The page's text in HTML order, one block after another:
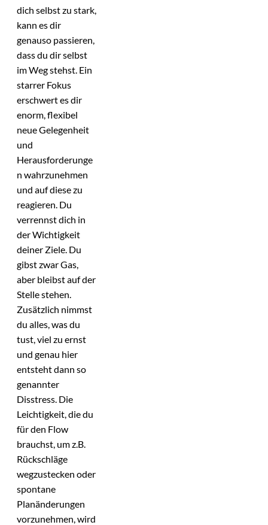
dich selbst zu stark,
kann es dir
genauso passieren,
dass du dir selbst
im Weg stehst. Ein
starrer Fokus
erschwert es dir
enorm, flexibel
neue Gelegenheit
und
Herausforderunge
n wahrzunehmen
und auf diese zu
reagieren. Du
verrennst dich in
der Wichtigkeit
deiner Ziele. Du
gibst zwar Gas,
aber bleibst auf der
Stelle stehen.
Zusätzlich nimmst
du alles, was du
tust, viel zu ernst
und genau hier
entsteht dann so
genannter
Disstress. Die
Leichtigkeit, die du
für den Flow
brauchst, um z.B.
Rückschläge
wegzustecken oder
spontane
Planänderungen
vorzunehmen, wird